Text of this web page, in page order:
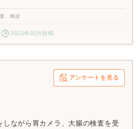
、検診
2022年02月投稿
アンケートを見る
しながら胃カメラ、大腸の検査を受